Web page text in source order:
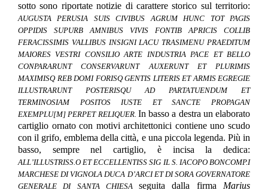
sotto sono riportate notizie di carattere storico sul territorio:
AUGUSTA PERUSIA SUIS CIVIBUS AGRUM HUNC TOT PAGIS
OPPIDIS SUPURB AMNIBUS VIVIS FONTIB APRICIS COLLIB
FERACISSIMIS VALLIBUS INSIGNI LACU TRASIMENU PRAEDITUM
MAIORES VESTRI CONSILIO ARTE INDUSTRIA PACE ET BELLO
CONPARARUNT CONSERVARUNT AUXERUNT ET PLURIMIS
MAXIMISQ REB DOMI FORISQ GENTIS LITERIS ET ARMIS EGREGIE
ILLUSTRARUNT POSTERISQU AD PARTATUENDUM ET
TERMINOSIAM POSITOS IUSTE ET SANCTE PROPAGAN
EXEMPLU[M] PERPET RELIQUER. In basso a destra un elaborato
cartiglio ornato con motivi architettonici contiene uno scudo
con il grifo, emblema della città, e una piccola legenda. Più in
basso, sempre nel cartiglio, è incisa la dedica:
ALL’ILLUSTRISS.O ET ECCELLENTISS SIG IL S. IACOPO BONCOMP.I
MARCHESE DI VIGNOLA DUCA D’ARCI ET DI SORA GOVERNATORE
GENERALE DI SANTA CHIESA
seguita dalla firma Marius